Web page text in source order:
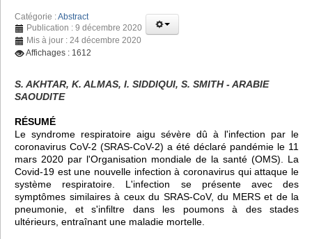
Catégorie :Abstract
Publication : 9 décembre 2020
Mis à jour : 24 décembre 2020
Affichages : 1612
S. AKHTAR, K. ALMAS, I. SIDDIQUI, S. SMITH - ARABIE
SAOUDITE
RÉSUMÉ
Le syndrome respiratoire aigu sévère dû à l'infection par le
coronavirus CoV-2 (SRAS-CoV-2) a été déclaré pandémie le 11
mars 2020 par l'Organisation mondiale de la santé (OMS). La
Covid-19 est une nouvelle infection à coronavirus qui attaque le
système respiratoire. L'infection se présente avec des
symptômes similaires à ceux du SRAS-CoV, du MERS et de la
pneumonie, et s'infiltre dans les poumons à des stades
ultérieurs, entraînant une maladie mortelle.